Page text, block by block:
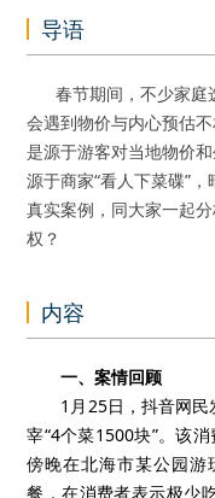
导语
春节期间，不少家庭
会遇到物价与内心预估
是源于游客对当地物价
源于商家“看人下菜碟”
真实案例，同大家一起
权？
内容
一、案情回顾
1 月 25日，抖音网民
宰“4个菜1500块”。该
傍晚在北海市某公园
餐，在消费者表示极少